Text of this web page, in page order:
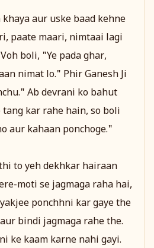
aur uske baad kehne
paate maari, nimtaai lagi
boli, "Ye pada ghar,
nimat lo." Phir Ganesh Ji
Ab devrani ko bahut
tang kar rahe hain, so boli
aur kahaan ponchoge."
to yeh dekhkar hairaan
moti se jagmaga raha hai,
ponchhni kar gaye the
bindi jagmaga rahe the.
ke kaam karne nahi gayi.